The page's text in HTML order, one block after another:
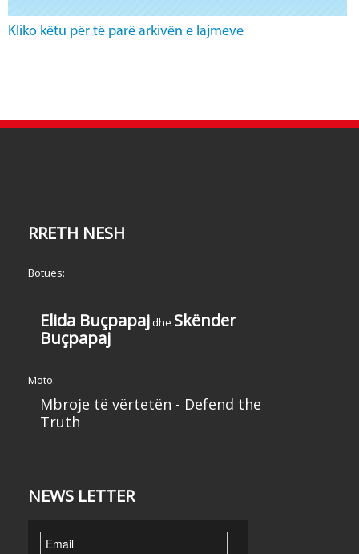
Kliko këtu për të parë arkivën e lajmeve
RRETH NESH
Botues:
Elida Buçpapaj dhe Skënder
Buçpapaj
Moto:
Mbroje të vërtetën - Defend the
Truth
NEWS LETTER